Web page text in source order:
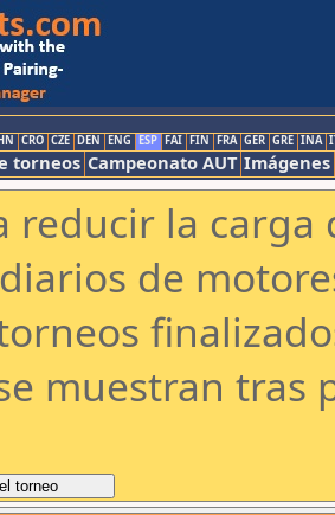
CRO CZE DEN ENG ESP FAI FIN FRA GER GRE INA
torneos Campeonato AUT Imágenes
reducir la
de
muestran tras